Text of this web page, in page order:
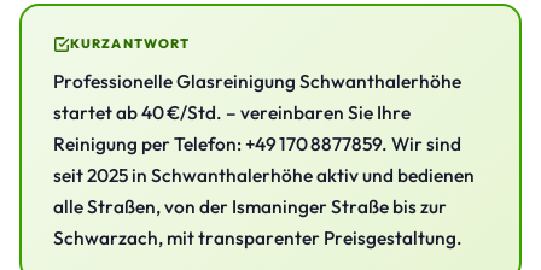
KURZANTWORT
Professionelle Glasreinigung Schwanthalerhöhe
startet ab 40 €/Std. – vereinbaren Sie Ihre
Reinigung per Telefon: +49 170 8877859. Wir sind
seit 2025 in Schwanthalerhöhe aktiv und bedienen
alle Straßen, von der Ismaninger Straße bis zur
Schwarzach, mit transparenter Preisgestaltung.